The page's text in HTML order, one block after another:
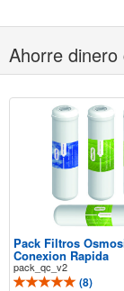
Ahorre
Pack Filtros
Conexion Rapida
pack_qc_v2
(8)